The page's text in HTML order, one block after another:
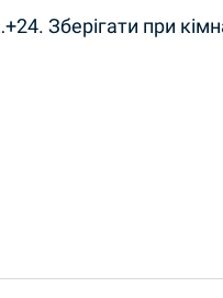
Зберігати при